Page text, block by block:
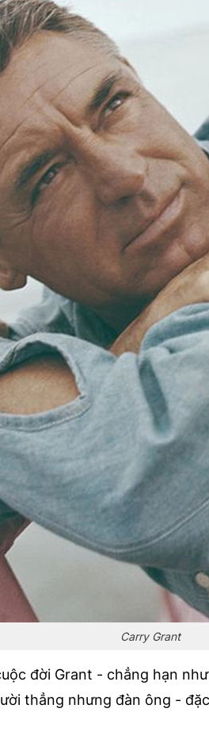
Carry Grant
đời Grant - chẳng hạn
thẳng nhưng đàn ông -